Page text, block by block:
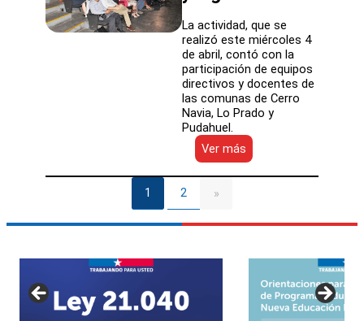
La actividad, que se
realizó este miércoles 4
de abril, contó con la
participación de equipos
directivos y docentes de
las comunas de Cerro
Navia, Lo Prado y
Pudahuel.
Ver más
Servicio
Local
Pública
CPEIP
realizan
lanzamiento
1 2 »